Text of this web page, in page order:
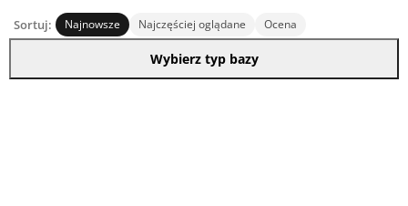
Polski
Sortuj: Najnowsze Najczęściej oglądane Ocena
Wybierz typ bazy